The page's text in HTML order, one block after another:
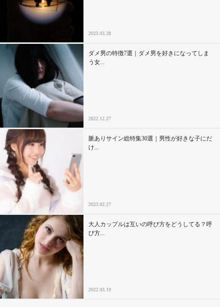
2023.03.28
ダメ男の特徴7選｜ダメ男を好きになってしま
う女...
2022.12.27
脈ありサイン総特集30選｜男性が好きな子にだ
け...
2023.02.27
大人カップルは互いの呼び方をどうしてる？呼
び方...
2022.03.19